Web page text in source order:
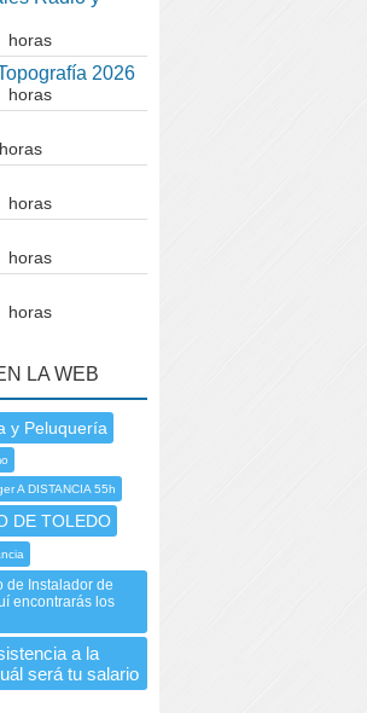
horas
2026
horas
horas
horas
horas
LA WEB
y Peluquería
A DISTANCIA 55h
DE TOLEDO
de Instalador de
encontrarás los
a la
será tu salario